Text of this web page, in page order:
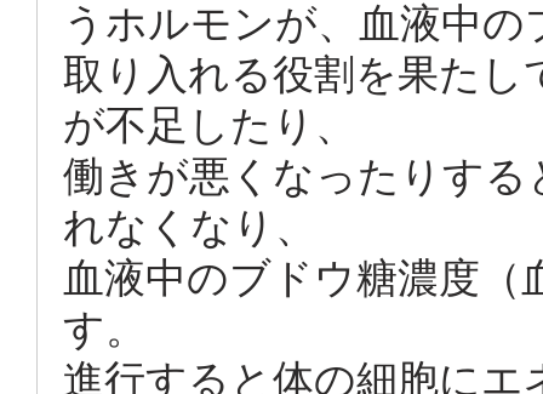
うホルモンが、血液中
取り入れる役割を果た
が不足したり、
働きが悪くなったりす
れなくなり、
血液中のブドウ糖濃度
す。
進行すると体の細胞に